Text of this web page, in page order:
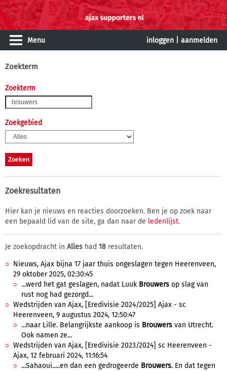
Menu inloggen aanmelden
Zoekterm
Zoekterm
Zoekgebied
Zoekresultaten
Hier kan je nieuws en reacties doorzoeken. Ben je op zoek naar
een bepaald lid van de site, ga dan naar de ledenlijst.
Je zoekopdracht in Alles had 18 resultaten.
Nieuws, Ajax bijna 17 jaar thuis ongeslagen tegen Heerenveen,
29 oktober 2025, 02:30:45
...werd het gat geslagen, nadat Luuk Brouwers op slag van
rust nog had gezorgd...
Wedstrijden van Ajax, [Eredivisie 2024/2025] Ajax - sc
Heerenveen, 9 augustus 2024, 12:50:47
...naar Lille. Belangrijkste aankoop is Brouwers van Utrecht.
Ook namen ze...
Wedstrijden van Ajax, [Eredivisie 2023/2024] sc Heerenveen -
Ajax, 12 februari 2024, 11:16:54
...Sahaoui.....en dan een gedrogeerde Brouwers. En dat tegen